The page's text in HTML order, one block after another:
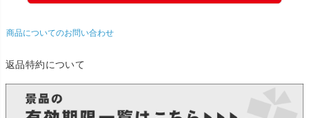
商品についてのお問い合わせ
返品特約について